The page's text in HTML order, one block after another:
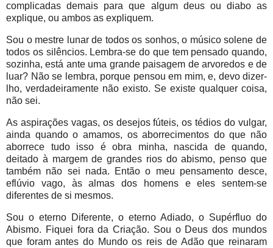
complicadas demais para que algum deus ou diabo as
explique, ou ambos as expliquem.
Sou o mestre lunar de todos os sonhos, o músico solene de
todos os silêncios. Lembra-se do que tem pensado quando,
sozinha, está ante uma grande paisagem de arvoredos e de
luar? Não se lembra, porque pensou em mim, e, devo dizer-
lho, verdadeiramente não existo. Se existe qualquer coisa,
não sei.
As aspirações vagas, os desejos fúteis, os tédios do vulgar,
ainda quando o amamos, os aborrecimentos do que não
aborrece tudo isso é obra minha, nascida de quando,
deitado à margem de grandes rios do abismo, penso que
também não sei nada. Então o meu pensamento desce,
eflúvio vago, às almas dos homens e eles sentem-se
diferentes de si mesmos.
Sou o eterno Diferente, o eterno Adiado, o Supérfluo do
Abismo. Fiquei fora da Criação. Sou o Deus dos mundos
que foram antes do Mundo os reis de Adão que reinaram